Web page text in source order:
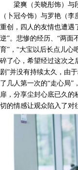
梁爽（关晓彤饰）与
（卜冠今饰）与罗艳（
重创，四人的友情也遭遇
逆”。悲惨的经历、“两面
育”，“大宝以后长点儿心
碎了心，希望经过这次之
剧”并没有持续太久，由
了几人第一次的“走心局”
扉，分享尘封心底已久
切的情感让观众陷入了对